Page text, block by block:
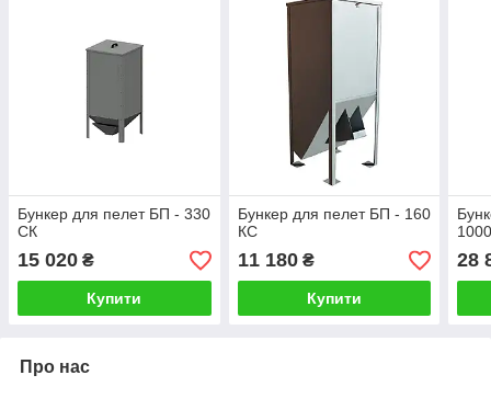
Бункер для пелет БП - 330
СК
15 020 ₴
Купити
Бункер для пелет БП - 160
КС
11 180₴
Купити
28
Про нас